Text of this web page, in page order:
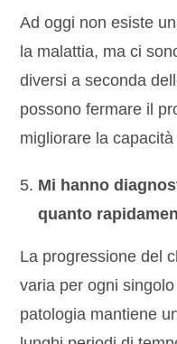
Ad oggi non esiste
la malattia, ma ci
diversi a seconda
possono fermare il
migliorare la capacità
Mi hanno
quanto
La progressione del
varia per ogni
patologia mantiene